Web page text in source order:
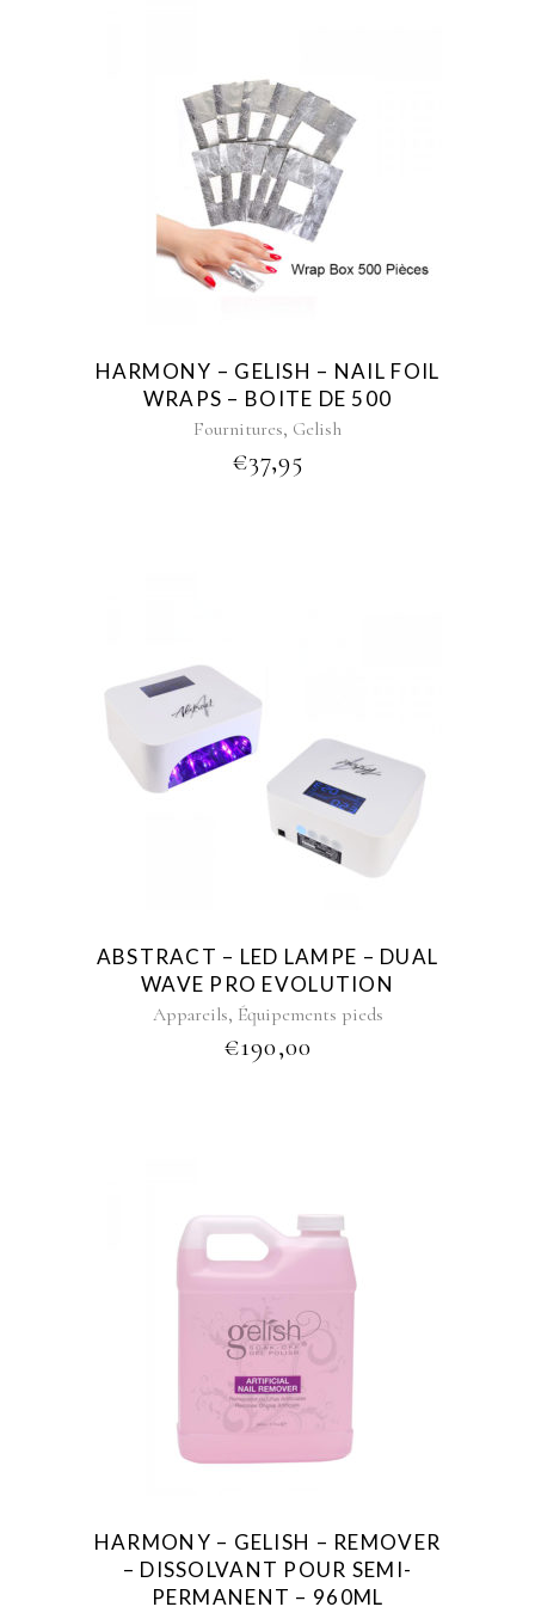
HARMONY – GELISH – NAIL FOIL
WRAPS – BOITE DE 500
Fournitures, Gelish
€37,95
ABSTRACT – LED LAMPE – DUAL
WAVE PRO EVOLUTION
Appareils, Équipements pieds
€190,00
HARMONY – GELISH – REMOVER
– DISSOLVANT POUR SEMI-
PERMANENT – 960ML